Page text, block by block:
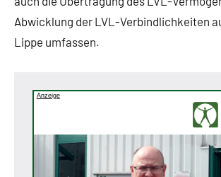
Abwicklung der LVL-Verbindlichkeiten
Lippe umfassen.
Anzeige